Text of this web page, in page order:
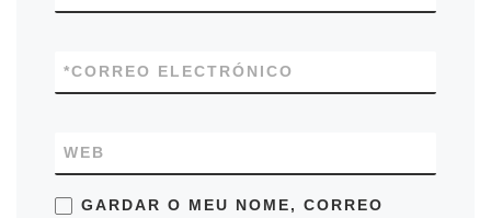
CORREO ELECTRÓNICO
*
WEB
GARDAR O MEU NOME, CORREO